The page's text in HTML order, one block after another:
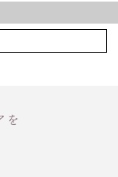
を